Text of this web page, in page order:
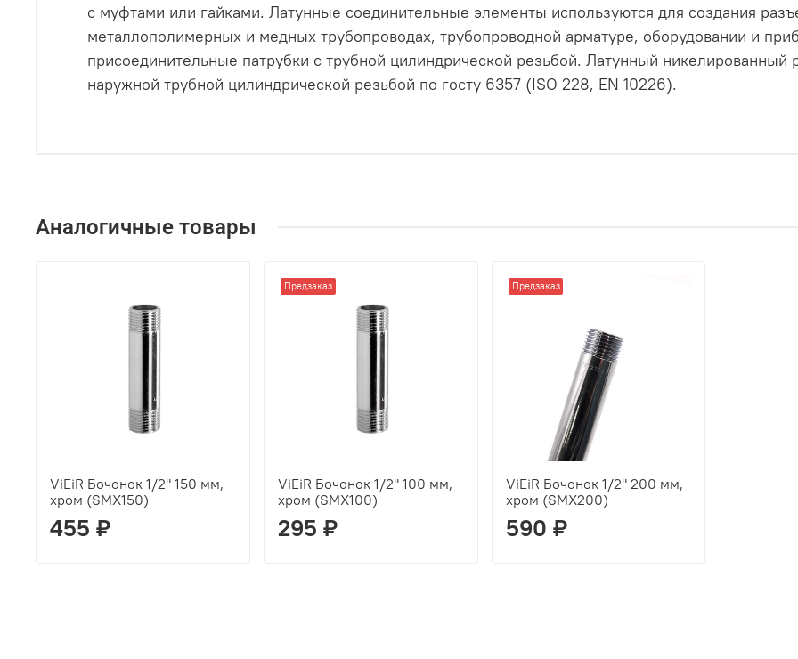
с муфтами или гайками. Латунные соединительные элементы используются для создания
металлополимерных и медных трубопроводах, трубопроводной арматуре, оборудовании и
присоединительные патрубки с трубной цилиндрической резьбой. Латунный никелированный
наружной трубной цилиндрической резьбой по госту 6357 (ISO 228, EN 10226).
Аналогичные товары
ViEiR Бочонок 1/2" 150 мм,
хром (SMX150)
455 ₽
Предзаказ
ViEiR Бочонок 1/2" 100 мм,
хром (SMX100)
295 ₽
Предзаказ
ViEiR Бочонок 1/2" 200 мм,
хром (SMX200)
590 ₽